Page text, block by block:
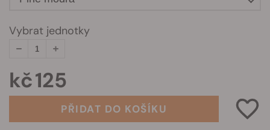
Vybrat jednotky
kč 125
PŘIDAT DO KOŠÍKU